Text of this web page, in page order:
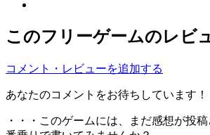
このフリーゲームのレビ
コメント・レビューを追加する
あなたのコメントをお待ちしています！
・・・このゲームには、まだ感想が投